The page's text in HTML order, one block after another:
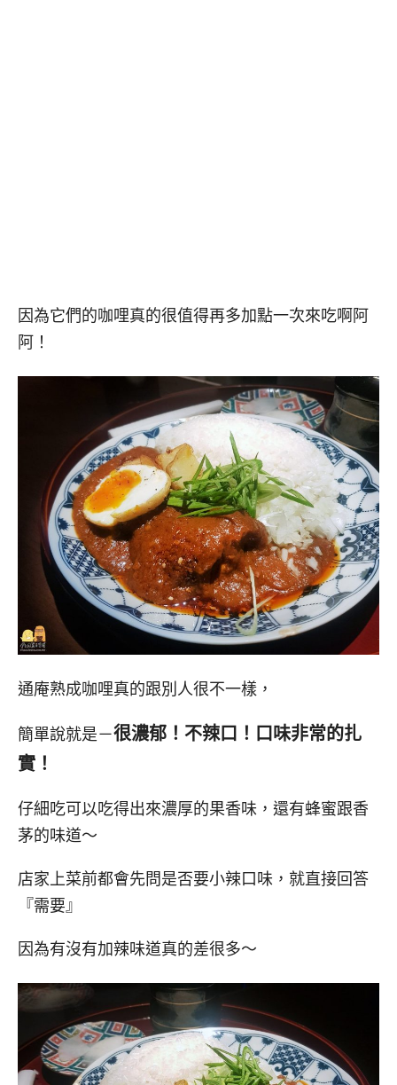
因為它們的咖哩真的很值得再多加點一次來吃啊阿
阿！
通庵熟成咖哩真的跟別人很不一樣，
簡單說就是－很濃郁！不辣口！口味非常的扎
實！
仔細吃可以吃得出來濃厚的果香味，還有蜂蜜跟香
茅的味道～
店家上菜前都會先問是否要小辣口味，就直接回答
『需要』
因為有沒有加辣味道真的差很多～